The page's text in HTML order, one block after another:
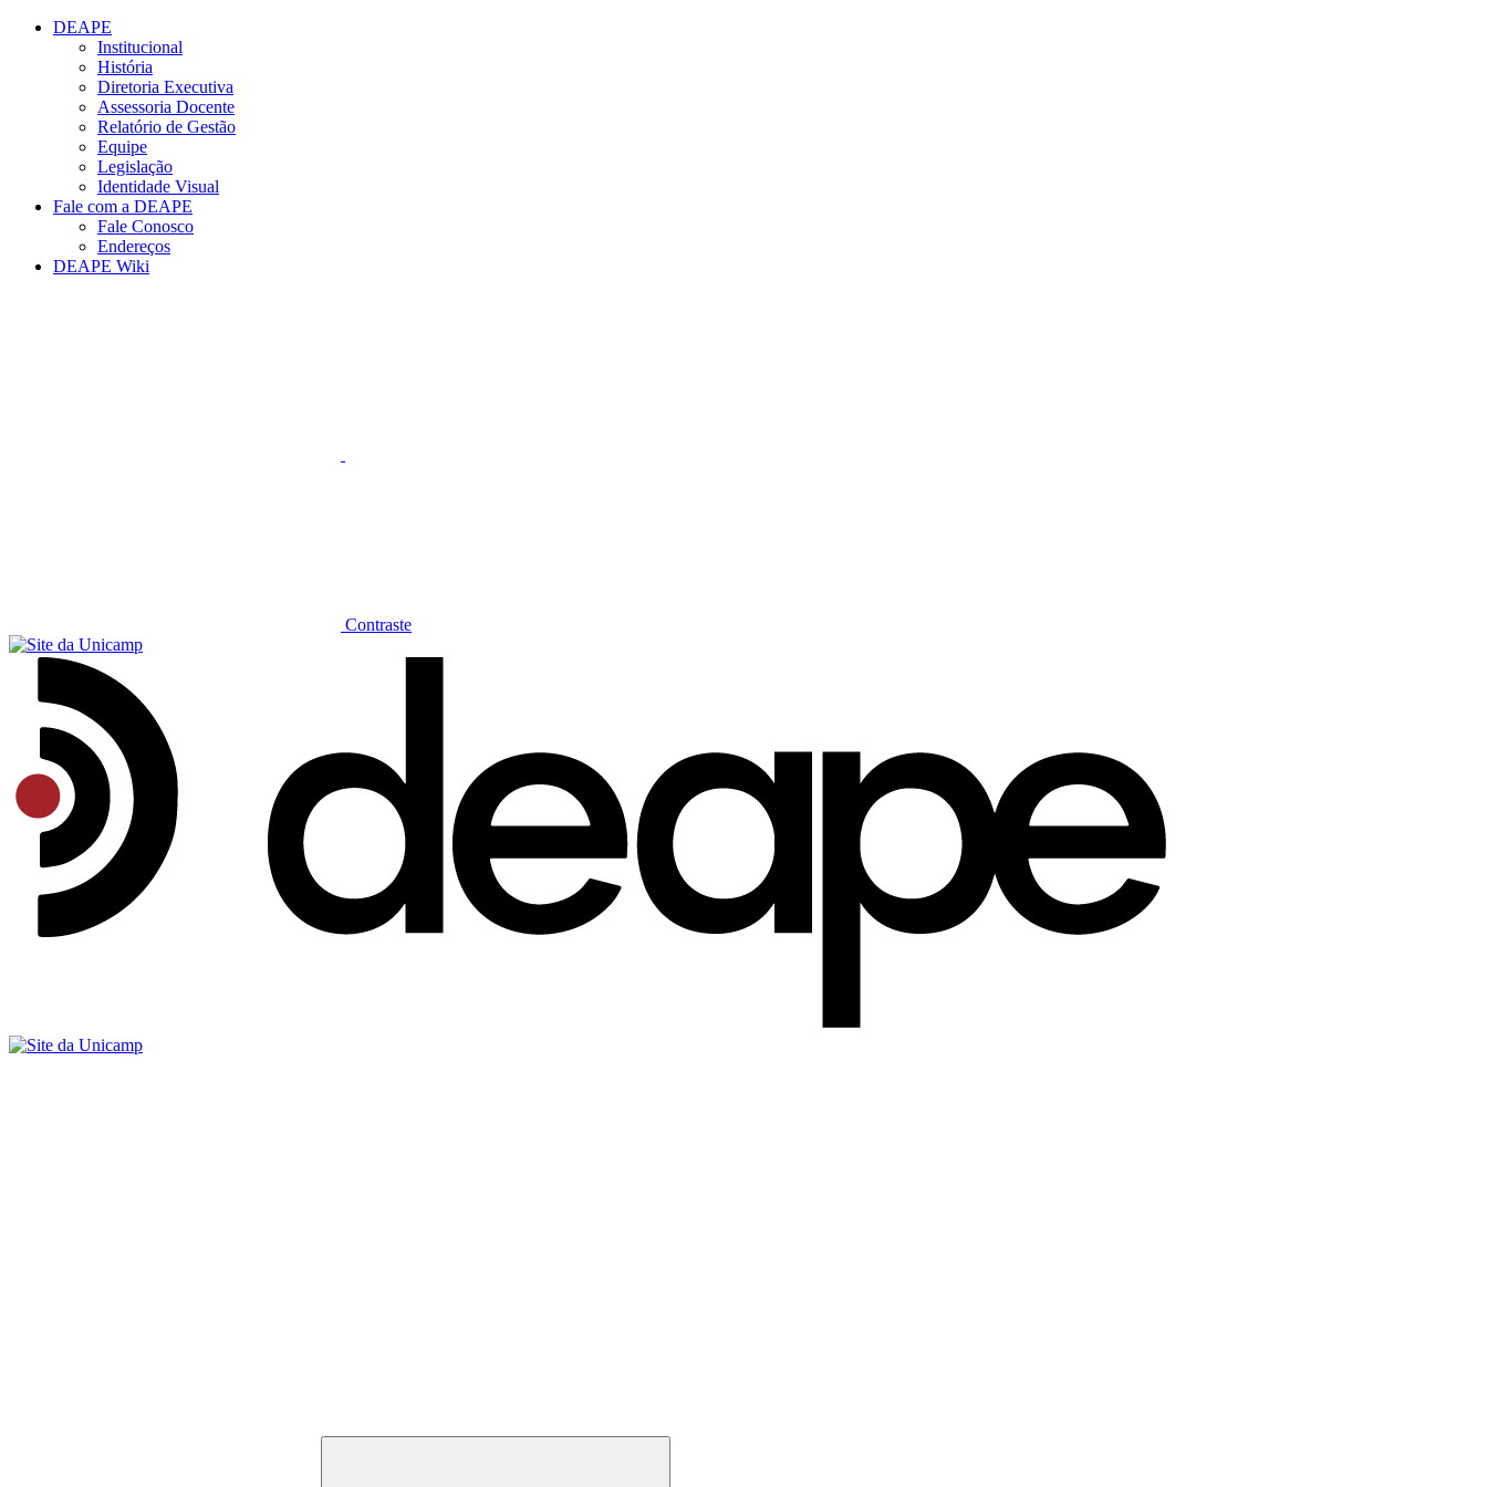
Conteúdo principal
DEAPE
Institucional
História
Diretoria Executiva
Assessoria Docente
Relatório de Gestão
Equipe
Legislação
Identidade Visual
Fale com a DEAPE
Fale Conosco
Endereços
DEAPE Wiki
Contraste